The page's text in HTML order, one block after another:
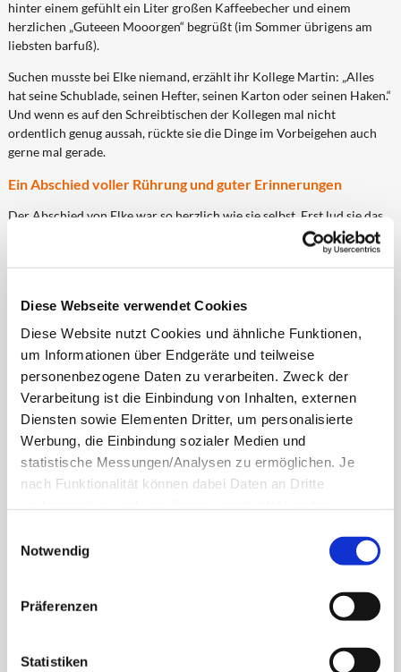
Diese Webseite verwendet Cookies
Diese Website nutzt Cookies und ähnliche Funktionen,
um Informationen über Endgeräte und teilweise
personenbezogene Daten zu verarbeiten. Zweck der
Verarbeitung ist die Einbindung von Inhalten, externen
Diensten sowie Elementen Dritter, um personalisierte
Werbung, die Einbindung sozialer Medien und
statistische Messungen/Analysen zu ermöglichen. Je
nach Funktionalität können dabei Daten an Dritte
Nutzung der Website nicht erforderlich. Das
Einverständnis in die Verwendung der Cookies können
Cookies auf dieser Website finden Sie in unserer
Notwendig
Präferenzen
Statistiken
hinter einem gefühlt ein Liter großen Kaffeebecher und einem
herzlichen „Guteeen Mooorgen“ begrüßt (im Sommer übrigens am
liebsten barfuß).
Suchen musste bei Elke niemand, erzählt ihr Kollege Martin: „Alles
hat seine Schublade, seinen Hefter, seinen Karton oder seinen Haken.“
Und wenn es auf den Schreibtischen der Kollegen mal nicht
ordentlich genug aussah, rückte sie die Dinge im Vorbeigehen auch
gerne mal gerade.
Ein Abschied voller Rührung und guter Erinnerungen
Der Abschied von Elke war so herzlich wie sie selbst. Erst lud sie das
Team zum gemütlichen Grillen ein, um in Erinnerungen zu schwelgen.
Am letzten Arbeitstag bedankte sich die Geschäftsleitung bei ihr für
ihre jahrelange Verbundenheit mit einer besonderen
ebenfalls mit einer lieben Überraschung in den Ruhestand.